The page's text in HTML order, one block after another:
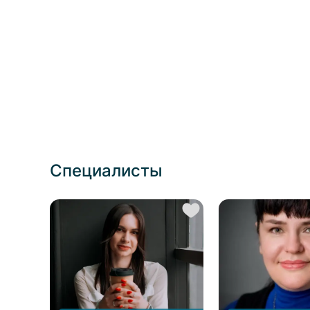
Специалисты